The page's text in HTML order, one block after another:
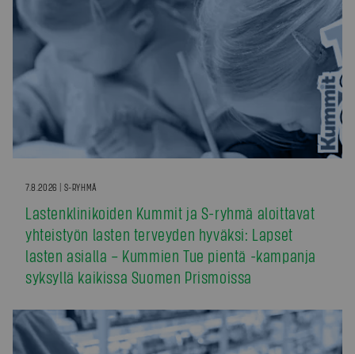
7.8.2026 | S-RYHMÄ
Lastenklinikoiden Kummit ja S-ryhmä aloittavat
yhteistyön lasten terveyden hyväksi: Lapset
lasten asialla – Kummien Tue pientä -kampanja
syksyllä kaikissa Suomen Prismoissa